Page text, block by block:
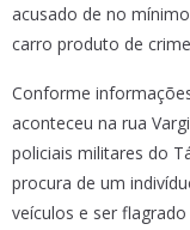
acusado de no
carro produto de
Conforme
aconteceu na rua
policiais militares do
procura de um
veículos e ser